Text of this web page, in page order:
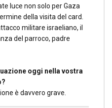
luce non solo per Gaza
della visita del card.
militare israeliano, il
del parroco, padre
oggi nella vostra
è davvero grave.